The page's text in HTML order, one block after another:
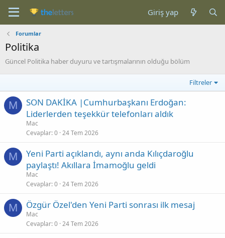
Giriş yap
Forumlar
Politika
Güncel Politika haber duyuru ve tartışmalarının olduğu bölüm
Filtreler
M
SON DAKİKA |Cumhurbaşkanı Erdoğan:
Liderlerden teşekkür telefonları aldık
Mac
Cevaplar 0 24 Tem 2026
M
Yeni Parti açıklandı, aynı anda Kılıçdaroğlu
paylaştı! Akıllara İmamoğlu geldi
Mac
Cevaplar 0 24 Tem 2026
M Özgür Özel'den Yeni Parti sonrası ilk mesaj
Mac
Cevaplar 0 24 Tem 2026